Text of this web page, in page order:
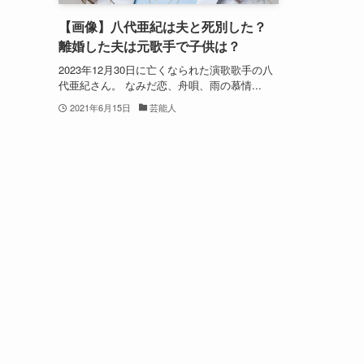
【画像】八代亜紀は夫と死別した？
離婚した夫は元歌手で子供は？
2023年12月30日に亡くなられた演歌歌手の八
代亜紀さん。 なみだ恋、舟唄、雨の慕情...
2021年6月15日 芸能人